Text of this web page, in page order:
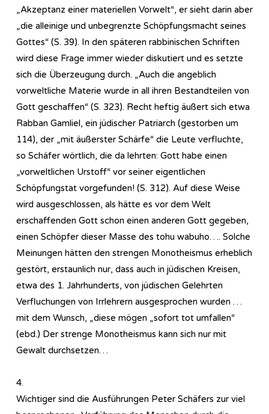
„Akzeptanz einer materiellen Vorwelt“, er sieht darin aber
„die alleinige und unbegrenzte Schöpfungsmacht seines
Gottes“ (S. 39). In den späteren rabbinischen Schriften
wird diese Frage immer wieder diskutiert und es setzte
sich die Überzeugung durch. „Auch die angeblich
vorweltliche Materie wurde in all ihren Bestandteilen von
Gott geschaffen“ (S. 323). Recht heftig äußert sich etwa
Rabban Gamliel, ein jüdischer Patriarch (gestorben um
114), der „mit äußerster Schärfe“ die Leute verfluchte,
so Schäfer wörtlich, die da lehrten: Gott habe einen
„vorweltlichen Urstoff“ vor seiner eigentlichen
Schöpfungstat vorgefunden! (S. 312). Auf diese Weise
wird ausgeschlossen, als hätte es vor dem Welt
erschaffenden Gott schon einen anderen Gott gegeben,
einen Schöpfer dieser Masse des tohu wabuho…. Solche
Meinungen hätten den strengen Monotheismus erheblich
gestört, erstaunlich nur, dass auch in jüdischen Kreisen,
etwa des 1. Jahrhunderts, von jüdischen Gelehrten
Verfluchungen von Irrlehrern ausgesprochen wurden …
mit dem Wunsch, „diese mögen „sofort tot umfallen“
(ebd.) Der strenge Monotheismus kann sich nur mit
Gewalt durchsetzen…
4.
Wichtiger sind die Ausführungen Peter Schäfers zur viel